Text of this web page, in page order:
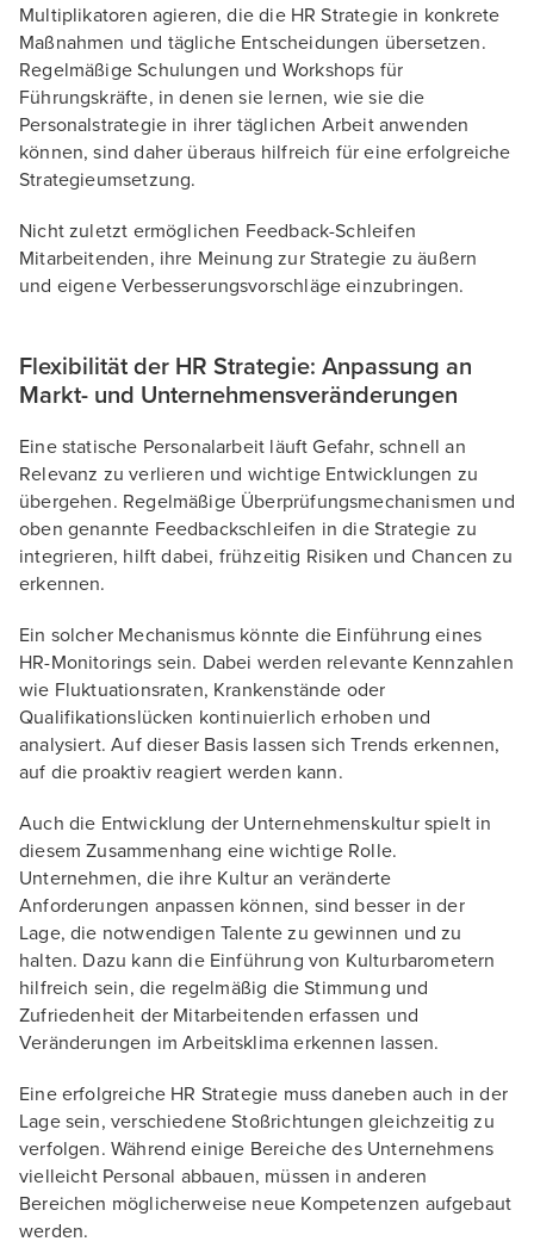
Multiplikatoren agieren, die die HR Strategie in konkrete
Maßnahmen und tägliche Entscheidungen übersetzen.
Regelmäßige Schulungen und Workshops für
Führungskräfte, in denen sie lernen, wie sie die
Personalstrategie in ihrer täglichen Arbeit anwenden
können, sind daher überaus hilfreich für eine erfolgreiche
Strategieumsetzung.
Nicht zuletzt ermöglichen Feedback-Schleifen
Mitarbeitenden, ihre Meinung zur Strategie zu äußern
und eigene Verbesserungsvorschläge einzubringen.
Flexibilität der HR Strategie: Anpassung an
Markt- und Unternehmensveränderungen
Eine statische Personalarbeit läuft Gefahr, schnell an
Relevanz zu verlieren und wichtige Entwicklungen zu
übergehen. Regelmäßige Überprüfungsmechanismen und
oben genannte Feedbackschleifen in die Strategie zu
integrieren, hilft dabei, frühzeitig Risiken und Chancen zu
erkennen.
Ein solcher Mechanismus könnte die Einführung eines
HR-Monitorings sein. Dabei werden relevante Kennzahlen
wie Fluktuationsraten, Krankenstände oder
Qualifikationslücken kontinuierlich erhoben und
analysiert. Auf dieser Basis lassen sich Trends erkennen,
auf die proaktiv reagiert werden kann.
Auch die Entwicklung der Unternehmenskultur spielt in
diesem Zusammenhang eine wichtige Rolle.
Unternehmen, die ihre Kultur an veränderte
Anforderungen anpassen können, sind besser in der
Lage, die notwendigen Talente zu gewinnen und zu
halten. Dazu kann die Einführung von Kulturbarometern
hilfreich sein, die regelmäßig die Stimmung und
Zufriedenheit der Mitarbeitenden erfassen und
Veränderungen im Arbeitsklima erkennen lassen.
Eine erfolgreiche HR Strategie muss daneben auch in der
Lage sein, verschiedene Stoßrichtungen gleichzeitig zu
verfolgen. Während einige Bereiche des Unternehmens
vielleicht Personal abbauen, müssen in anderen
Bereichen möglicherweise neue Kompetenzen aufgebaut
werden.